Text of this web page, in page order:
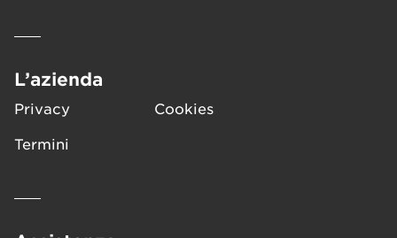
L’azienda
Privacy
Cookies
Termini